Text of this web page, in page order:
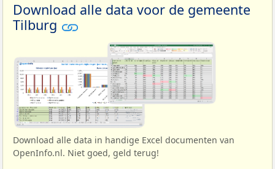
Download alle data voor de gemeente
Tilburg
Download alle data in handige Excel documenten van
OpenInfo.nl. Niet goed, geld terug!